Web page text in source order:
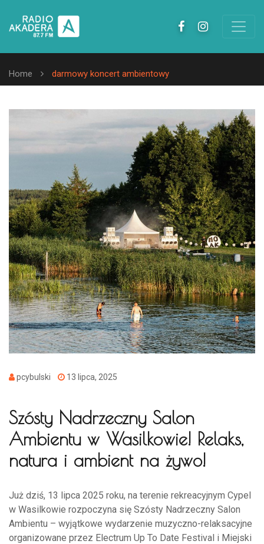
Home darmowy koncert ambientowy
pcybulski 13 lipca, 2025
Szósty Nadrzeczny Salon
Ambientu w Wasilkowie! Relaks,
natura i ambient na żywo!
Już dziś, 13 lipca 2025 roku, na terenie rekreacyjnym Cypel
w Wasilkowie rozpoczyna się Szósty Nadrzeczny Salon
Ambientu – wyjątkowe wydarzenie muzyczno-relaksacyjne
organizowane przez Electrum Up To Date Festival i Miejski